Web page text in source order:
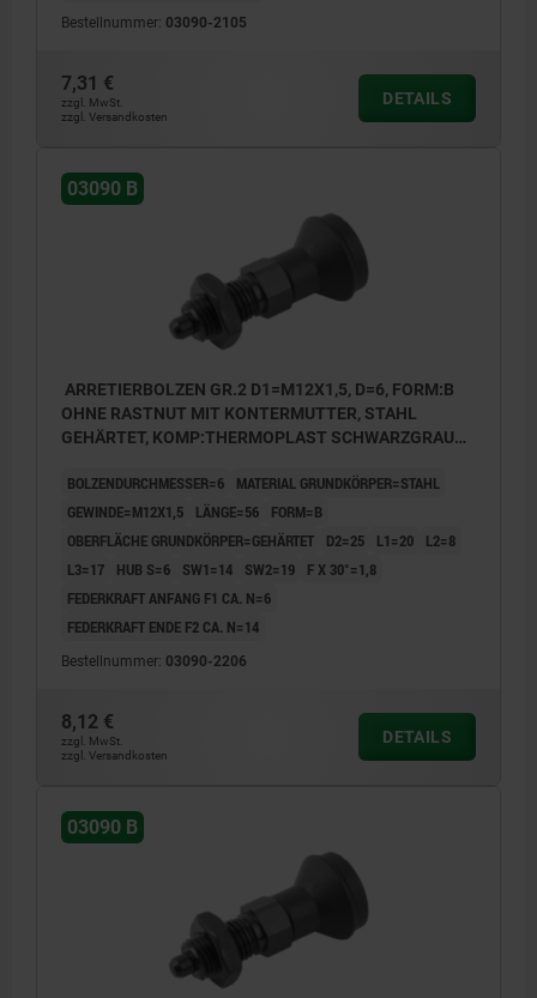
Bestellnummer: 03090-2105
7,31 €
zzgl. MwSt.
zzgl. Versandkosten
DETAILS
03090 B
ARRETIERBOLZEN GR.2 D1=M12X1,5, D=6, FORM:B
OHNE RASTNUT MIT KONTERMUTTER, STAHL
GEHÄRTET, KOMP:THERMOPLAST SCHWARZGRAU
BOLZENDURCHMESSER=6
MATERIAL GRUNDKÖRPER=STAHL
GEWINDE=M12X1,5
LÄNGE=56
FORM=B
OBERFLÄCHE GRUNDKÖRPER=GEHÄRTET
D2=25 L1=20
L2=8
L3=17
HUB S=6 SW1=14 SW2=19
F X 30°=1,8
FEDERKRAFT ANFANG F1 CA. N=6
FEDERKRAFT ENDE F2 CA. N=14
Bestellnummer: 03090-2206
8,12 €
zzgl. MwSt.
zzgl. Versandkosten
DETAILS
03090 B